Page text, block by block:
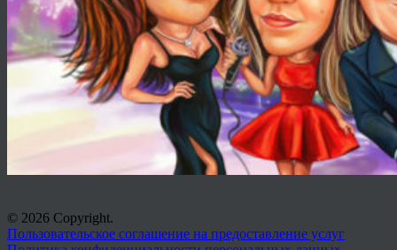
© 2026 Copyright.
Пользовательское соглашение на предоставление услуг